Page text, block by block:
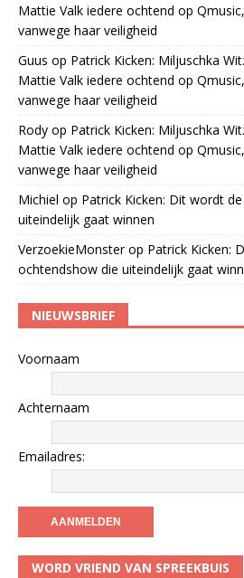
Mattie Valk iedere ochtend op
vanwege haar veiligheid
Guus op Patrick Kicken: Miljuschka
Mattie Valk iedere ochtend op
vanwege haar veiligheid
Rody op Patrick Kicken: Miljuschka
Mattie Valk iedere ochtend op
vanwege haar veiligheid
Michiel op Patrick Kicken: Dit wordt
uiteindelijk gaat winnen
VerzoekieMonsterop Patrick Kicken:
ochtendshow die uiteindelijk gaat
NIEUWSBRIEF
Voornaam
Achternaam
Emailadres:
WORD VRIEND VAN SPREEKBUIS